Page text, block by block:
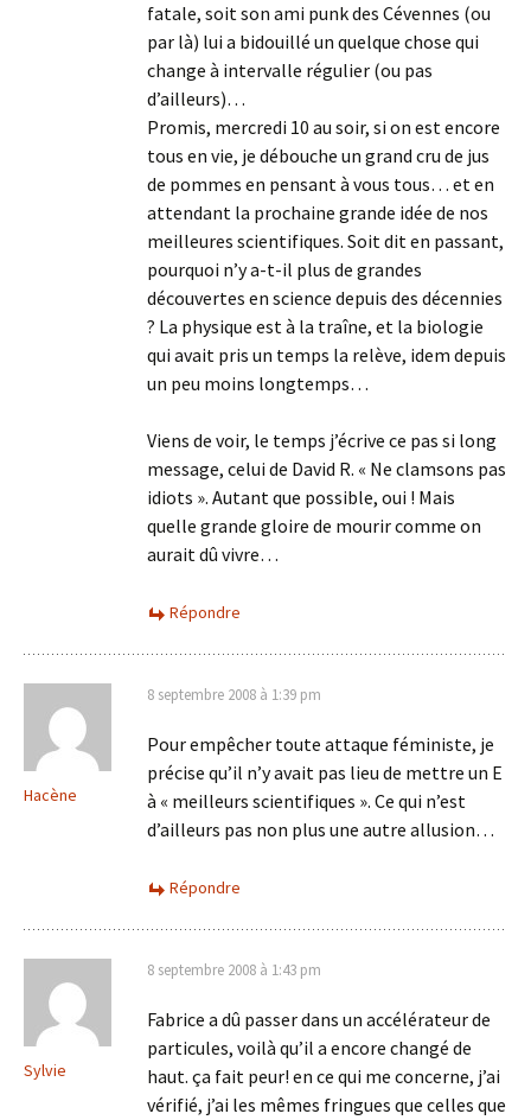
fatale, soit son ami punk des Cévennes (ou
par là) lui a bidouillé un quelque chose qui
change à intervalle régulier (ou pas
d’ailleurs)…
Promis, mercredi 10 au soir, si on est encore
tous en vie, je débouche un grand cru de jus
de pommes en pensant à vous tous… et en
attendant la prochaine grande idée de nos
meilleures scientifiques. Soit dit en passant,
pourquoi n’y a-t-il plus de grandes
découvertes en science depuis des décennies
? La physique est à la traîne, et la biologie
qui avait pris un temps la relève, idem depuis
un peu moins longtemps…
Viens de voir, le temps j’écrive ce pas si long
message, celui de David R. « Ne clamsons pas
idiots ». Autant que possible, oui ! Mais
quelle grande gloire de mourir comme on
aurait dû vivre…
Répondre
Hacène
8 septembre 2008 à 1:39 pm
Pour empêcher toute attaque féministe, je
précise qu’il n’y avait pas lieu de mettre un E
à « meilleurs scientifiques ». Ce qui n’est
d’ailleurs pas non plus une autre allusion…
Répondre
Sylvie
8 septembre 2008 à 1:43 pm
Fabrice a dû passer dans un accélérateur de
particules, voilà qu’il a encore changé de
haut. ça fait peur! en ce qui me concerne, j’ai
vérifié, j’ai les mêmes fringues que celles que